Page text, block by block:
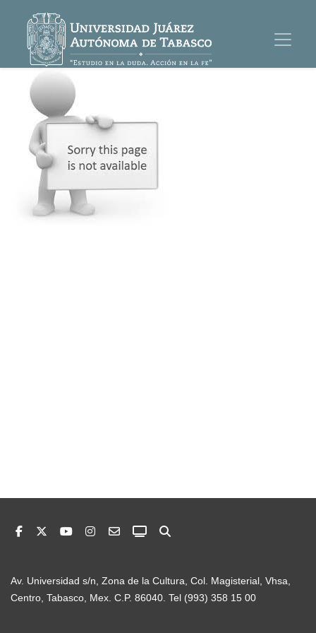
Av. Universidad s/n, Zona de la Cultura, Col. Magisterial, Vhsa,
Centro, Tabasco, Mex. C.P. 86040. Tel (993) 358 15 00